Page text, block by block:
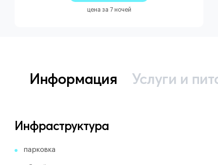
цена за 7 ночей
Информация Услуги и
Инфраструктура
парковка